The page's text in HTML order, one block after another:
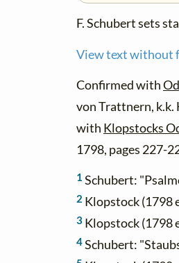
F. Schubert sets
View text without
Confirmed with
von Trattnern, k.k.
with Klopstocks
1798, pages 227-
1 Schubert:
2 Klopstock (1798
3 Klopstock (1798
4Schubert: